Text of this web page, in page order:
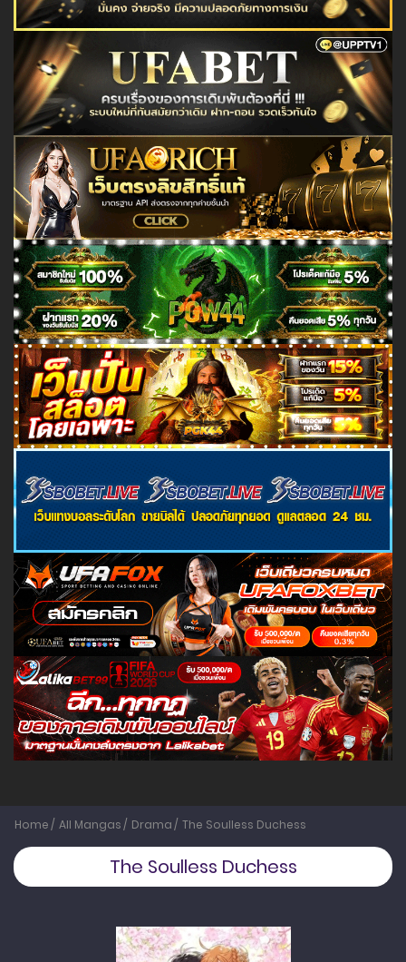
Home All Mangas Drama The Soulless Duchess
The Soulless Duchess